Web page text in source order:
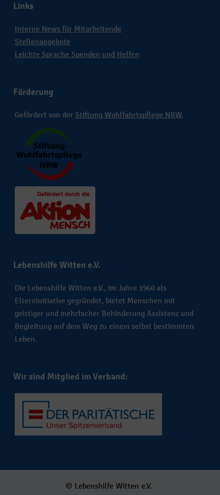
Links
Interne News für Mitarbeitende
Stellenangebote
Leichte Sprache Spenden und Helfen
Förderung
Gefördert von der Stiftung Wohlfahrtspflege NRW.
Lebenshilfe Witten e.V.
Die Lebenshilfe Witten e.V., im Jahre 1960 als
Elterninitiative gegründet, bietet Menschen mit
geistiger und mehrfacher Behinderung Assistenz und
Begleitung auf dem Weg zu einem selbst bestimmten
Leben.
Wir sind Mitglied im Verband:
© Lebenshilfe Witten e.V.